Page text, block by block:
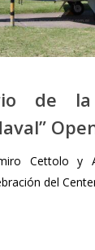
de
Cettolo y
del